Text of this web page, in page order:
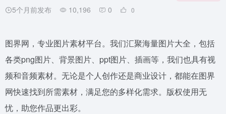
5个月前发布 10,196 0 0
图界网，专业图片素材平台。我们汇聚海量图片大全，包括
各类png图片、背景图片、ppt图片、插画等，我们也具有视
频和音频素材。无论是个人创作还是商业设计，都能在图界
网快速找到所需素材，满足您的多样化需求。版权使用无
忧，助您作品更出彩。